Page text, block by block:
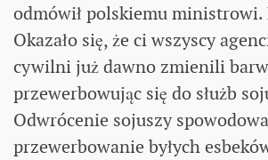
odmówił polskiemu ministrowi.
Okazało się, że ci wszyscy
cywilni już dawno zmienili
przewerbowując się do służb
Odwrócenie sojuszy
przewerbowanie byłych